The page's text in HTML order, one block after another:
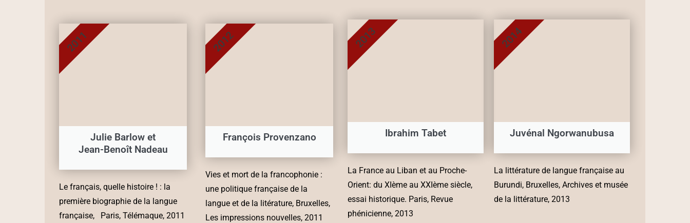
Julie Barlow et
Jean-Benoît Nadeau
2011
Le français, quelle histoire ! : la
première biographie de la langue
française, Paris, Télémaque, 2011
François Provenzano
2012
Vies et mort de la francophonie :
une politique française de la
langue et de la litérature, Bruxelles,
Les impressions nouvelles, 2011
Ibrahim Tabet
2013
La France au Liban et au Proche-
Orient: du XIème au XXIème siècle,
essai historique. Paris, Revue
phénicienne, 2013
Juvénal Ngorwanubusa
2014
La littérature de langue française au
Burundi, Bruxelles, Archives et musée
de la littérature, 2013